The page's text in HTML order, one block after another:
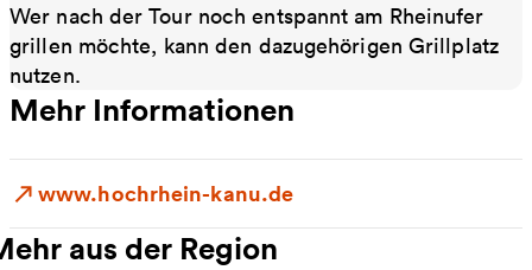
Wer nach der Tour noch entspannt am Rheinufer
grillen möchte, kann den dazugehörigen Grillplatz
nutzen.
Mehr Informationen
www.hochrhein-kanu.de
aus der Region